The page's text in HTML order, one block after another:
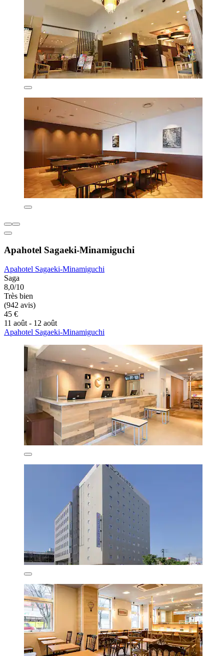
Apahotel Sagaeki-Minamiguchi
Apahotel Sagaeki-Minamiguchi
Saga
8,0/10
Très bien
(942 avis)
45 €
11 août - 12 août
Apahotel Sagaeki-Minamiguchi